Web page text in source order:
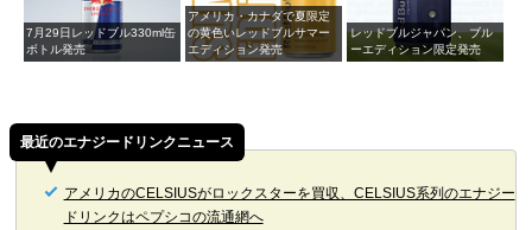
7月29日レッドブル330ml缶
ボトル発売
アメリカ・カナダで夏限定
の黄色いレッドブルサマー
エディション発売
レッドブルジャパン、ブル
ーエディション限定発売
最近のエナジードリンクニュース
アメリカのCELSIUSがロックスターを買収、CELSIUS系列のエナジー
ドリンクはペプシコの流通網へ